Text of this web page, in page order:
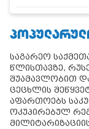
საგარეო
წლისთავზე,
შუამავლობით
ცეცხლის
აფართოებს
ოკუპირებულ